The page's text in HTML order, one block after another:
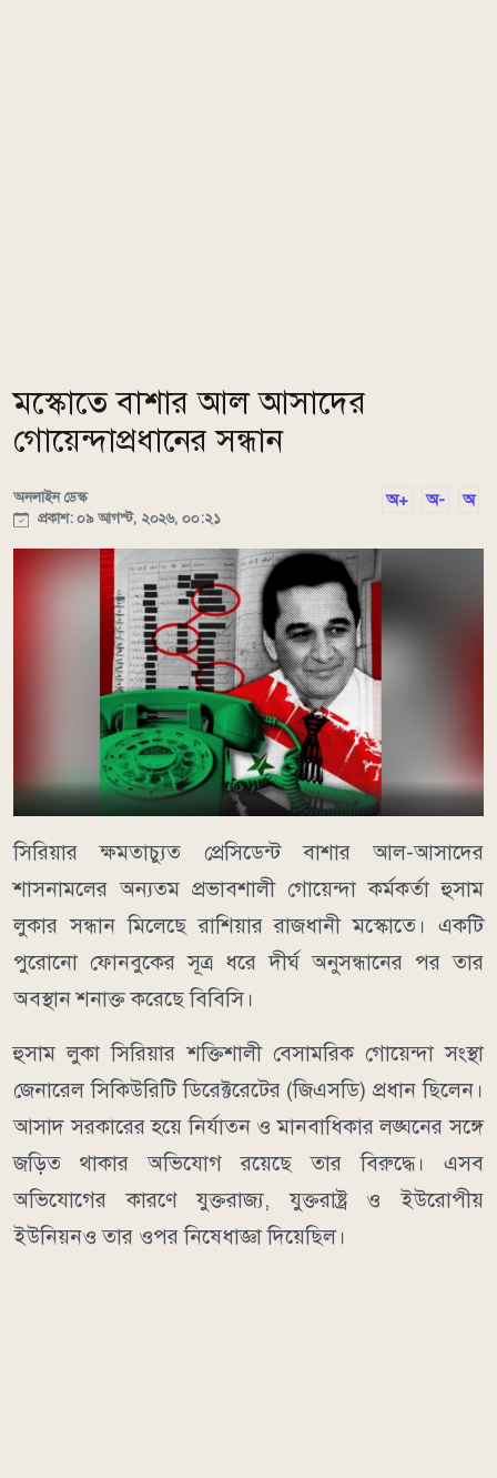
মস্কোতে বাশার আল আসাদের
গোয়েন্দাপ্রধানের সন্ধান
অনলাইন ডেস্ক
প্রকাশ: ০৯ আগস্ট, ২০২৬, ০০:২১
অ+ অ- অ
সিরিয়ার ক্ষমতাচ্যুত প্রেসিডেন্ট বাশার আল-আসাদের
শাসনামলের অন্যতম প্রভাবশালী গোয়েন্দা কর্মকর্তা হুসাম
লুকার সন্ধান মিলেছে রাশিয়ার রাজধানী মস্কোতে। একটি
পুরোনো ফোনবুকের সূত্র ধরে দীর্ঘ অনুসন্ধানের পর তার
অবস্থান শনাক্ত করেছে বিবিসি।
হুসাম লুকা সিরিয়ার শক্তিশালী বেসামরিক গোয়েন্দা সংস্থা
জেনারেল সিকিউরিটি ডিরেক্টরেটের (জিএসডি) প্রধান ছিলেন।
আসাদ সরকারের হয়ে নির্যাতন ও মানবাধিকার লঙ্ঘনের সঙ্গে
জড়িত থাকার অভিযোগ রয়েছে তার বিরুদ্ধে। এসব
অভিযোগের কারণে যুক্তরাজ্য, যুক্তরাষ্ট্র ও ইউরোপীয়
ইউনিয়নও তার ওপর নিষেধাজ্ঞা দিয়েছিল।